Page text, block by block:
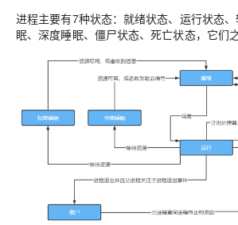
进程主要有7种状态：就绪状态、运行状态
眠、深度睡眠、僵尸状态、死亡状态，它们